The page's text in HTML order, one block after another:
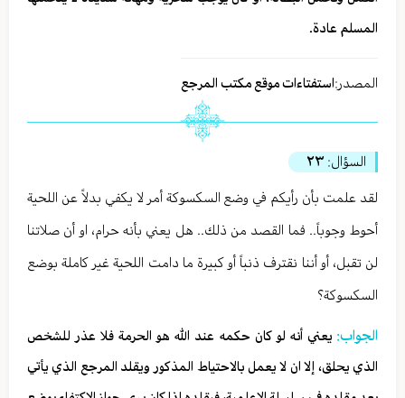
المسلم عادة.
المصدر:استفتاءات موقع مكتب المرجع
السؤال: ٢٣
لقد علمت بأن رأيكم في وضع السكسوكة أمر لا يكفي بدلاً عن اللحية
أحوط وجوباً.. فما القصد من ذلك.. هل يعني بأنه حرام، او أن صلاتنا
لن تقبل، أو أننا نقترف ذنباً أو كبيرة ما دامت اللحية غير كاملة بوضع
السكسوكة؟
الجواب:يعني أنه لو كان حكمه عند الله هو الحرمة فلا عذر للشخص
الذي يحلق، إلا ان لا يعمل بالاحتياط المذكور ويقلد المرجع الذي يأتي